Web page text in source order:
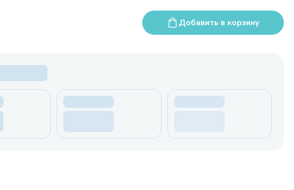
Добавить в корзину